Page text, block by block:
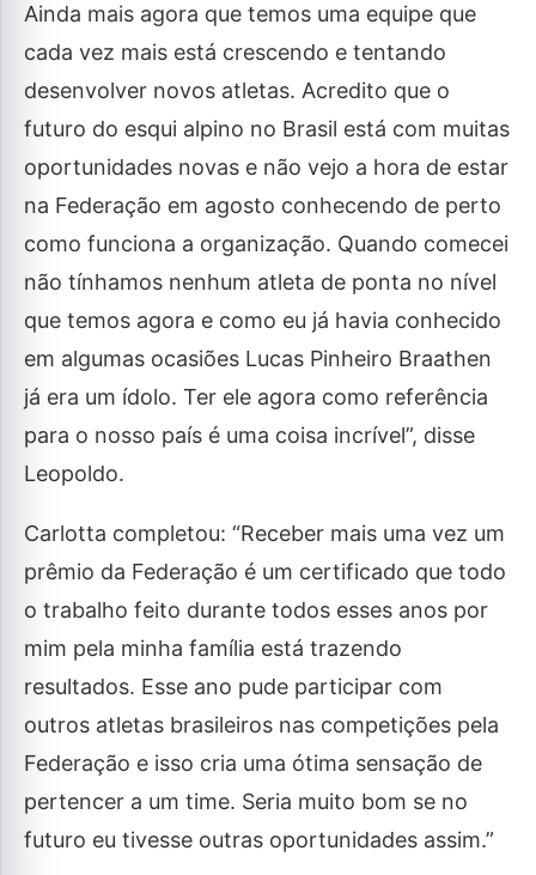
Ainda mais agora que temos uma equipe que
cada vez mais está crescendo e tentando
desenvolver novos atletas. Acredito que o
futuro do esqui alpino no Brasil está com muitas
oportunidades novas e não vejo a hora de estar
na Federação em agosto conhecendo de perto
como funciona a organização. Quando comecei
não tínhamos nenhum atleta de ponta no nível
que temos agora e como eu já havia conhecido
em algumas ocasiões Lucas Pinheiro Braathen
já era um ídolo. Ter ele agora como referência
para o nosso país é uma coisa incrível”, disse
Leopoldo.
Carlotta completou: “Receber mais uma vez um
prêmio da Federação é um certificado que todo
o trabalho feito durante todos esses anos por
mim pela minha família está trazendo
resultados. Esse ano pude participar com
outros atletas brasileiros nas competições pela
Federação e isso cria uma ótima sensação de
pertencer a um time. Seria muito bom se no
futuro eu tivesse outras oportunidades assim.”